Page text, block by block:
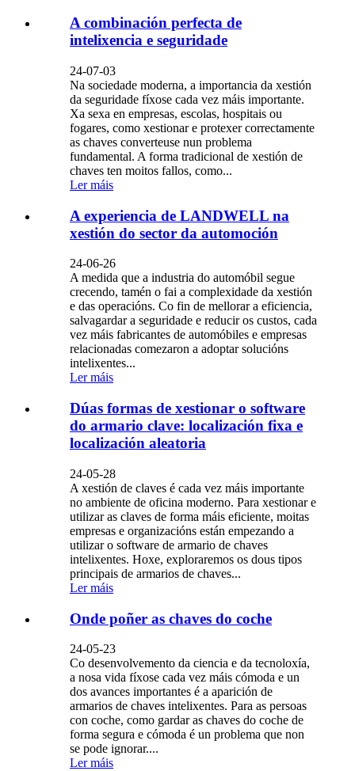
A combinación perfecta de
intelixencia e seguridade
24-07-03
Na sociedade moderna, a importancia da xestión
da seguridade fíxose cada vez máis importante.
Xa sexa en empresas, escolas, hospitais ou
fogares, como xestionar e protexer correctamente
as chaves converteuse nun problema
fundamental. A forma tradicional de xestión de
chaves ten moitos fallos, como...
Ler máis
A experiencia de LANDWELL na
xestión do sector da automoción
24-06-26
A medida que a industria do automóbil segue
crecendo, tamén o fai a complexidade da xestión
e das operacións. Co fin de mellorar a eficiencia,
salvagardar a seguridade e reducir os custos, cada
vez máis fabricantes de automóbiles e empresas
relacionadas comezaron a adoptar solucións
intelixentes...
Ler máis
Dúas formas de xestionar o software
do armario clave: localización fixa e
localización aleatoria
24-05-28
A xestión de claves é cada vez máis importante
no ambiente de oficina moderno. Para xestionar e
utilizar as claves de forma máis eficiente, moitas
empresas e organizacións están empezando a
utilizar o software de armario de chaves
intelixentes. Hoxe, exploraremos os dous tipos
principais de armarios de chaves...
Ler máis
Onde poñer as chaves do coche
24-05-23
Co desenvolvemento da ciencia e da tecnoloxía,
a nosa vida fíxose cada vez máis cómoda e un
dos avances importantes é a aparición de
armarios de chaves intelixentes. Para as persoas
con coche, como gardar as chaves do coche de
forma segura e cómoda é un problema que non
se pode ignorar....
Ler máis